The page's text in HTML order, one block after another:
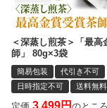
＜深蒸し煎茶＞「最高
師」 80g×3袋
簡易包装
代引き不可
日時指定不可
送料無料